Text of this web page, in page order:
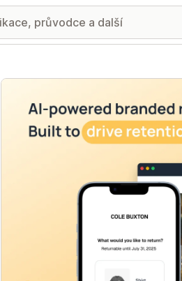
Galerie propagovaných obrázků